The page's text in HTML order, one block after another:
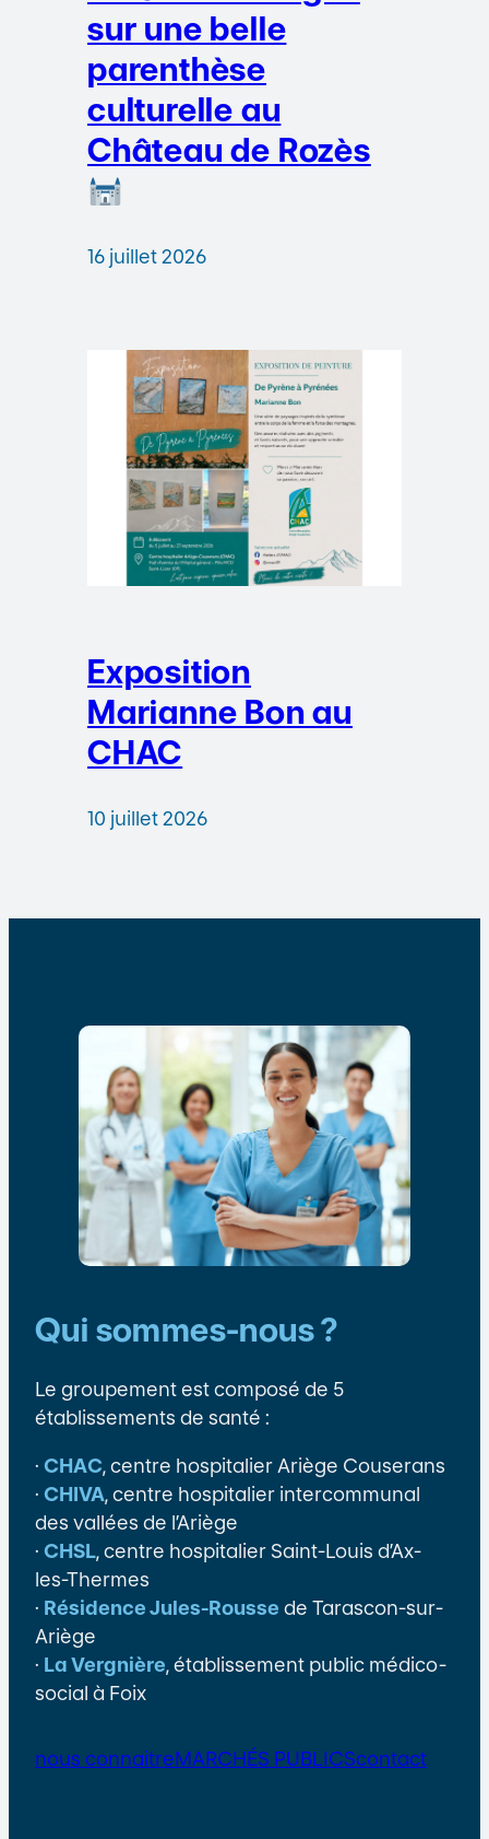
sur une belle
parenthèse
culturelle au
Château de Rozès
16 juillet 2026
Exposition
Marianne Bon au
CHAC
10 juillet 2026
Qui sommes-nous ?
Le groupement est composé de 5
établissements de santé :
· CHAC, centre hospitalier Ariège Couserans
· CHIVA, centre hospitalier intercommunal
des vallées de l’Ariège
· CHSL, centre hospitalier Saint-Louis d’Ax-
les-Thermes
· Résidence Jules-Rousse de Tarascon-sur-
Ariège
· La Vergnière, établissement public médico-
social à Foix
nous connaitreMARCHÉS PUBLICScontact